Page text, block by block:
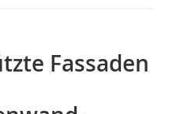
Fassaden